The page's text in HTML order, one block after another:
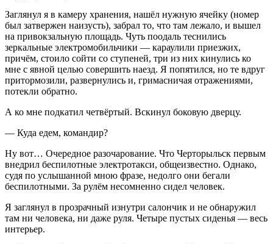
Заглянул я в камеру хранения, нашёл нужную ячейку (номер
был затвержен наизусть), забрал то, что там лежало, и вышел
на привокзальную площадь. Чуть поодаль теснились
зеркальные электромобильчики — караулили приезжих,
причём, стоило сойти со ступеней, три из них кинулись ко
мне с явной целью совершить наезд. Я попятился, но те вдруг
притормозили, развернулись и, гримасничая отражениями,
потекли обратно.
А ко мне подкатил четвёртый. Вскинул боковую дверцу.
— Куда едем, командир?
Ну вот… Очередное разочарование. Что Черторыльск первым
внедрил беспилотные электротакси, общеизвестно. Однако,
судя по услышанной мною фразе, недолго они бегали
беспилотными. За рулём несомненно сидел человек.
Я заглянул в прозрачный изнутри салончик и не обнаружил
там ни человека, ни даже руля. Четыре пустых сиденья — весь
интерьер.